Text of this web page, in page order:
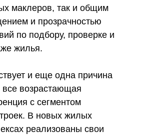
маклеров, так и общим
и прозрачностью
по подбору, проверке и
жилья.
и еще одна причина
возрастающая
с сегментом
В новых жилых
реализованы свои